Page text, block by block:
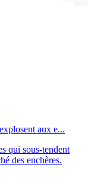
aux e...
qui sous-tendent
des enchères.